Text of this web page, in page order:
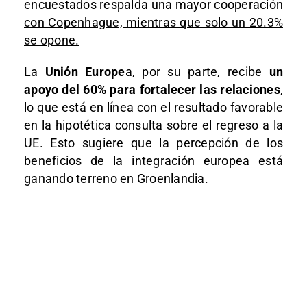
encuestados respalda una mayor cooperación
con Copenhague, mientras que solo un 20.3%
se opone.
La Unión Europea, por su parte, recibe un
apoyo del 60% para fortalecer las relaciones,
lo que está en línea con el resultado favorable
en la hipotética consulta sobre el regreso a la
UE. Esto sugiere que la percepción de los
beneficios de la integración europea está
ganando terreno en Groenlandia.